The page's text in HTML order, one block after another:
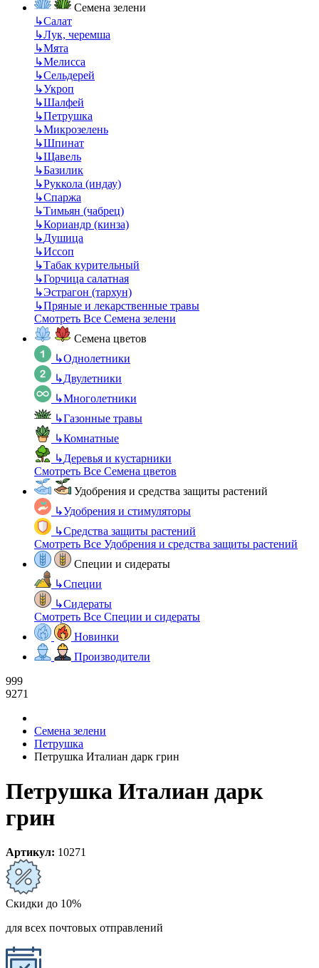
Семена зелени
↳Салат
↳Лук, черемша
↳Мята
↳Мелисса
↳Сельдерей
↳Укроп
↳Шалфей
↳Петрушка
↳Микрозелень
↳Шпинат
↳Щавель
↳Базилик
↳Руккола (индау)
↳Спаржа
↳Тимьян (чабрец)
↳Кориандр (кинза)
↳Душица
↳Иссоп
↳Табак курительный
↳Горчица салатная
↳Эстрагон (тархун)
↳Пряные и лекарственные травы
Смотреть Все Семена зелени
Семена цветов
↳Однолетники
↳Двулетники
↳Многолетники
↳Газонные травы
↳Комнатные
↳Деревья и кустарники
Смотреть Все Семена цветов
Удобрения и средства защиты растений
↳Удобрения и стимуляторы
↳Средства защиты растений
Смотреть Все Удобрения и средства защиты растений
Специи и сидераты
↳Специи
↳Сидераты
Смотреть Все Специи и сидераты
Новинки
Производители
999
9271
Семена зелени
Петрушка
Петрушка Италиан дарк грин
Петрушка Италиан дарк
грин
Артикул: 10271
Скидки до 10%
для всех почтовых отправлений